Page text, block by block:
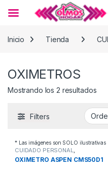
Inicio
Tienda
OXIMETROS
Mostrando los 2 resultados
Filters
* Las imágenes son SOLO ilustrativas
CUIDADO PERSONAL,
OXIMETROS
OXIMETRO ASPEN CMS50D1